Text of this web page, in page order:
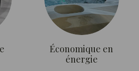
Économique en
énergie